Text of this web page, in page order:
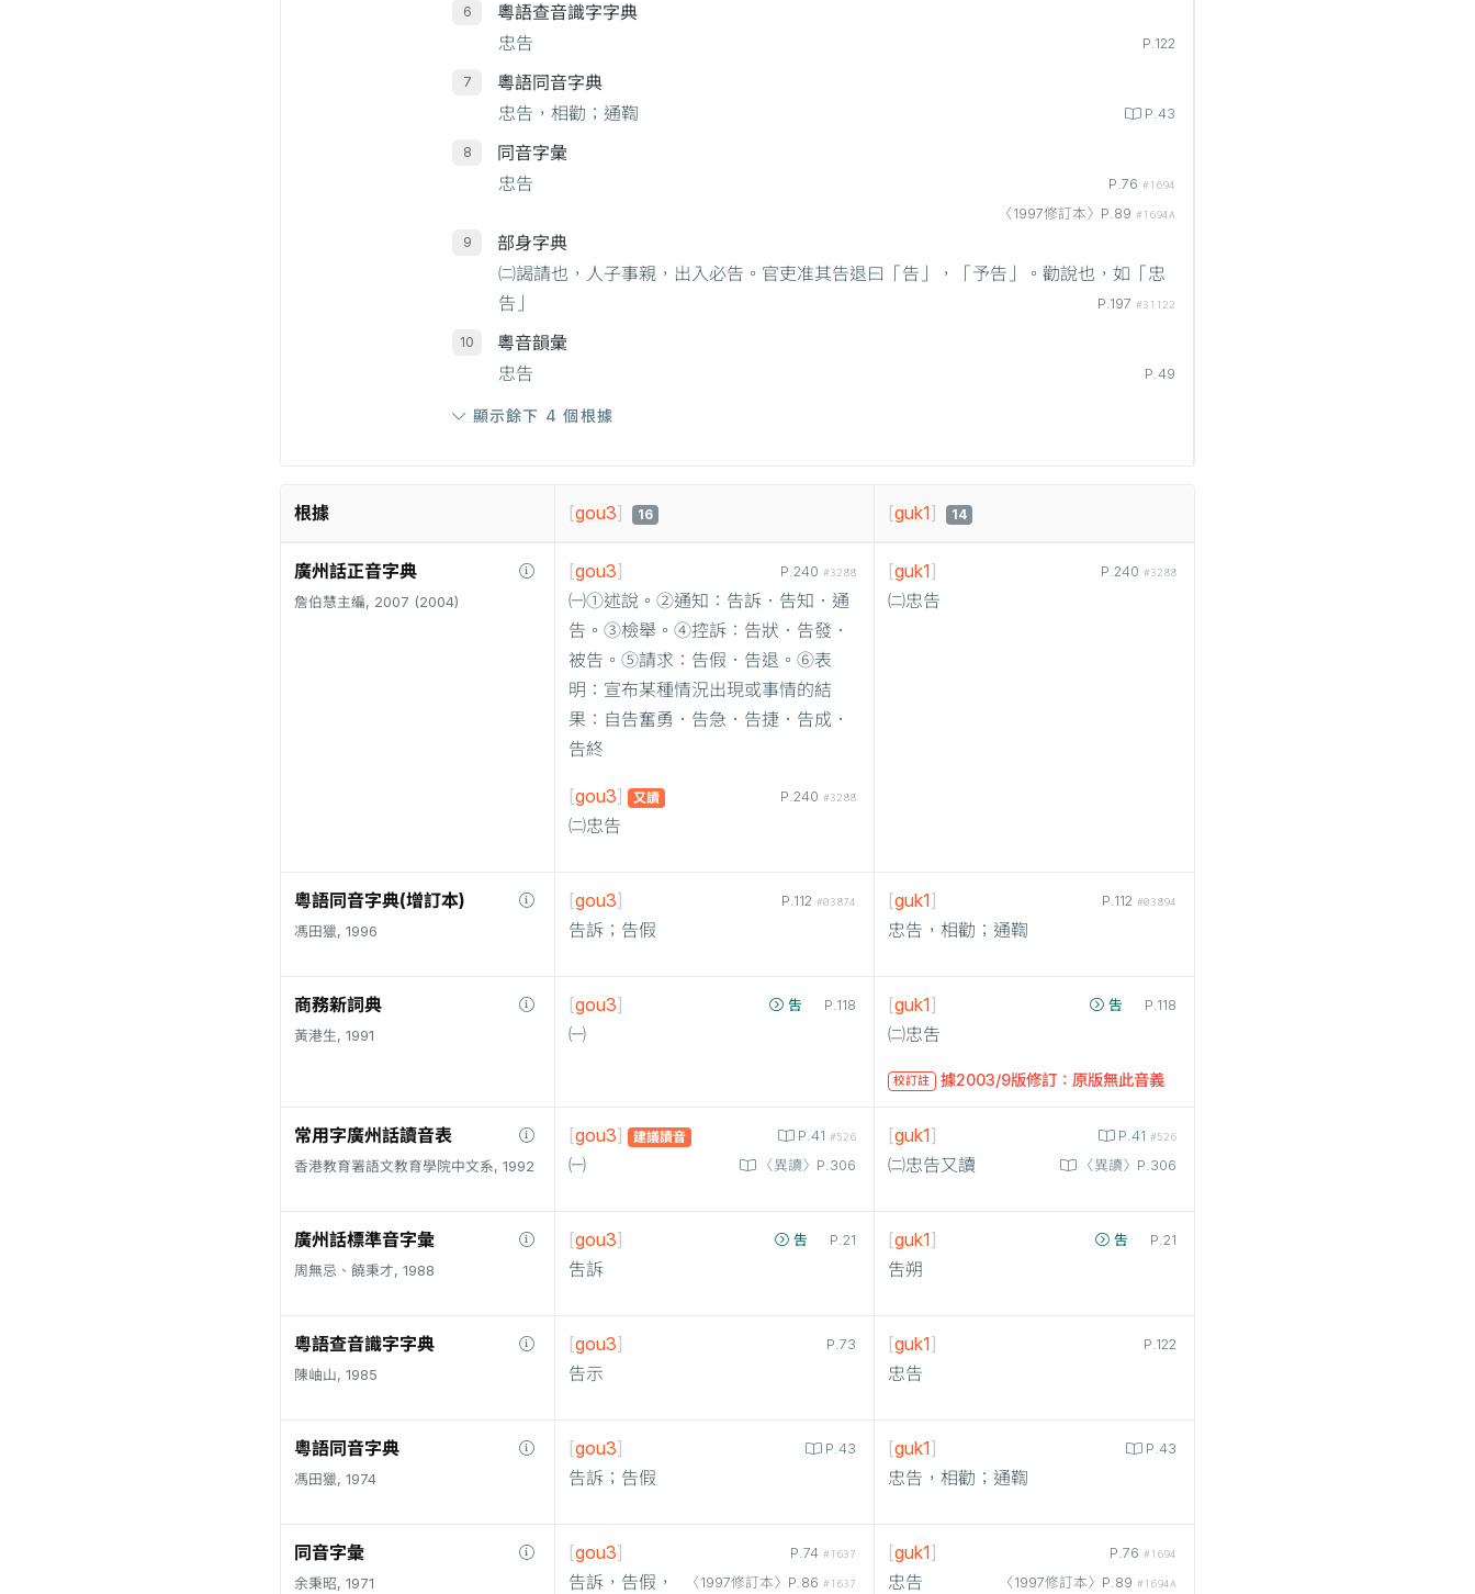
粵語查音識字字典
忠告
P.122
粵語同音字典
忠告，相勸；通鞫
P.43
同音字彙
忠告
P.76 #1694
〈1997修訂本〉P.89 #1694A
部身字典
㈡謁請也，人子事親，出入必告。官吏准其告退曰「告」，「予告」。勸說也，如「忠
告」
P.197 #31122
粵音韻彙
忠告
P.49
顯示餘下 4 個根據
根據 [gou3] 16 [guk1] 14
廣州話正音字典
詹伯慧主編, 2007 (2004)
P.240 #3288
[gou3]
㈠①述說。②通知：告訴．告知．通
告。③檢舉。④控訴：告狀．告發．
被告。⑤請求：告假．告退。⑥表
明：宣布某種情況出現或事情的結
果：自告奮勇．告急．告捷．告成．
告終
P.240 #3288
[gou3] 又讀
㈡忠告
P.240 #3288
[guk1]
㈡忠告
粵語同音字典(增訂本)
馮田獵, 1996
P.112 #03874
[gou3]
告訴；告假
P.112 #03894
[guk1]
忠告，相勸；通鞫
商務新詞典
黃港生, 1991
吿 P.118
[gou3]
㈠
吿 P.118
[guk1]
㈡忠吿
校訂註 據2003/9版修訂：原版無此音義
常用字廣州話讀音表
香港教育署語文教育學院中文系, 1992
P.41 #526
〈異讀〉P.306
[gou3] 建議讀音
㈠
P.41 #526
〈異讀〉P.306
[guk1]
㈡忠告又讀
廣州話標準音字彙
周無忌、饒秉才, 1988
吿 P.21
[gou3]
吿訴
吿 P.21
[guk1]
吿朔
粵語查音識字字典
陳岫山, 1985
P.73
[gou3]
告示
P.122
[guk1]
忠告
粵語同音字典
馮田獵, 1974
P.43
[gou3]
告訴；告假
P.43
[guk1]
忠告，相勸；通鞫
同音字彙
余秉昭, 1971
P.74 #1637
〈1997修訂本〉P.86 #1637
[gou3]
告訴，告假，
P.76 #1694
〈1997修訂本〉P.89 #1694A
[guk1]
忠告